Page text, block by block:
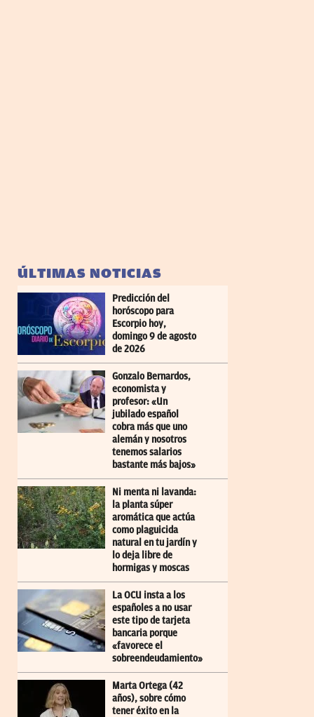
ÚLTIMAS NOTICIAS
Predicción del
horóscopo para
Escorpio hoy,
domingo 9 de agosto
de 2026
Gonzalo Bernardos,
economista y
profesor: «Un
jubilado español
cobra más que uno
alemán y nosotros
tenemos salarios
bastante más bajos»
Ni menta ni lavanda:
la planta súper
aromática que actúa
como plaguicida
natural en tu jardín y
lo deja libre de
hormigas y moscas
La OCU insta a los
españoles a no usar
este tipo de tarjeta
bancaria porque
«favorece el
sobreendeudamiento»
Marta Ortega (42
años), sobre cómo
tener éxito en la